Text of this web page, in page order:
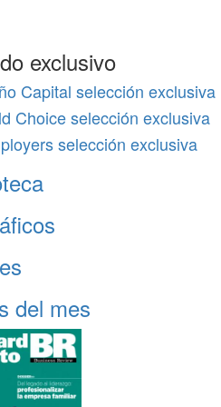
exclusivo
Capital selección exclusiva
Choice selección exclusiva
selección exclusiva
del mes